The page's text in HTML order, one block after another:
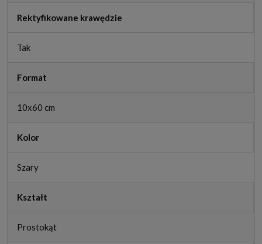
Rektyfikowane krawędzie
Tak
Format
10x60 cm
Kolor
Szary
Kształt
Prostokąt